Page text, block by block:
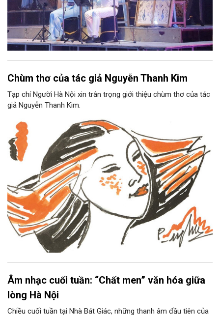
Chùm thơ của tác giả Nguyễn Thanh Kim
Tạp chí Người Hà Nội xin trân trọng giới thiệu chùm thơ của tác
giả Nguyễn Thanh Kim.
Âm nhạc cuối tuần: “Chất men” văn hóa giữa
lòng Hà Nội
Chiều cuối tuần tại Nhà Bát Giác, những thanh âm đầu tiên của